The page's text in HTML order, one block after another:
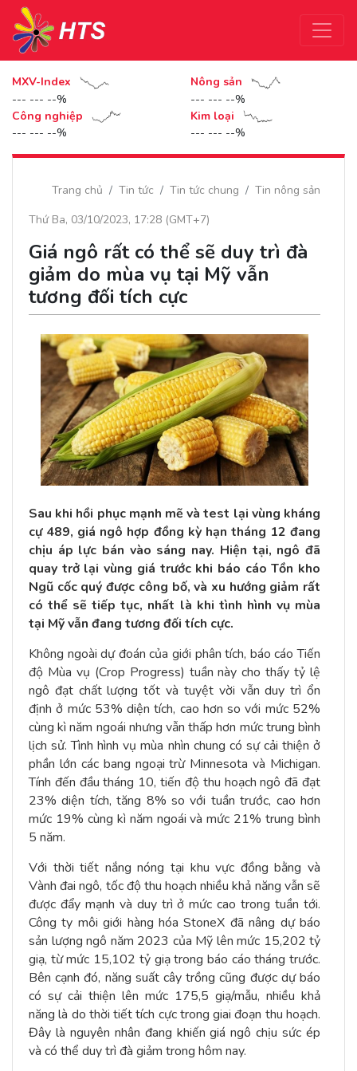
MXV-Index
--- --- --%
Nông sản
--- --- --%
Công nghiệp
--- --- --%
Kim loại
--- --- --%
Trang chủ Tin tức Tin tức chung
Tin nông sản
Thứ Ba, 03/10/2023, 17:28 (GMT+7)
Giá ngô rất có thể sẽ duy trì đà
giảm do mùa vụ tại Mỹ vẫn
tương đối tích cực
Sau khi hồi phục mạnh mẽ và test lại vùng kháng
cự 489, giá ngô hợp đồng kỳ hạn tháng 12 đang
chịu áp lực bán vào sáng nay. Hiện tại, ngô đã
quay trở lại vùng giá trước khi báo cáo Tồn kho
Ngũ cốc quý được công bố, và xu hướng giảm rất
có thể sẽ tiếp tục, nhất là khi tình hình vụ mùa
tại Mỹ vẫn đang tương đối tích cực.
Không ngoài dự đoán của giới phân tích, báo cáo Tiến
độ Mùa vụ (Crop Progress) tuần này cho thấy tỷ lệ
ngô đạt chất lượng tốt và tuyệt vời vẫn duy trì ổn
định ở mức 53% diện tích, cao hơn so với mức 52%
cùng kì năm ngoái nhưng vẫn thấp hơn mức trung bình
lịch sử. Tình hình vụ mùa nhìn chung có sự cải thiện ở
phần lớn các bang ngoại trừ Minnesota và Michigan.
Tính đến đầu tháng 10, tiến độ thu hoạch ngô đã đạt
23% diện tích, tăng 8% so với tuần trước, cao hơn
mức 19% cùng kì năm ngoái và mức 21% trung bình
5 năm.
Với thời tiết nắng nóng tại khu vực đồng bằng và
Vành đai ngô, tốc độ thu hoạch nhiều khả năng vẫn sẽ
được đẩy mạnh và duy trì ở mức cao trong tuần tới.
Công ty môi giới hàng hóa StoneX đã nâng dự báo
sản lượng ngô năm 2023 của Mỹ lên mức 15,202 tỷ
giạ, từ mức 15,102 tỷ giạ trong báo cáo tháng trước.
Bên cạnh đó, năng suất cây trồng cũng được dự báo
có sự cải thiện lên mức 175,5 giạ/mẫu, nhiều khả
năng là do thời tiết tích cực trong giai đoạn thu hoạch.
Đây là nguyên nhân đang khiến giá ngô chịu sức ép
và có thể duy trì đà giảm trong hôm nay.